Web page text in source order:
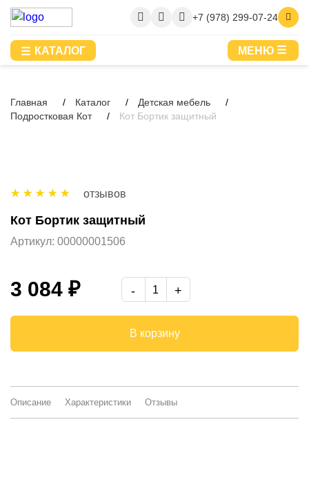
+7 (978) 299-07-24
КАТАЛОГ МЕНЮ
Главная Каталог
Детская мебель
Подростковая Кот
Кот Бортик защитный
отзывов
Кот Бортик защитный
Артикул: 00000001506
3 084 ₽
В корзину
Описание Характеристики Отзывы